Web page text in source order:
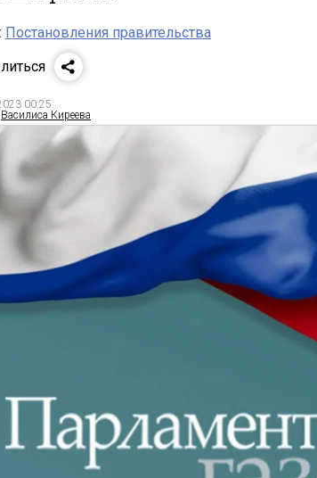
Постановления правительства
00:25
Василиса Киреева